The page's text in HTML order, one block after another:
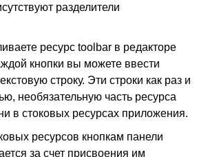
разделители
ресурс toolbar в редакторе
кнопки вы можете ввести
строку. Эти строки как раз и
необязательную часть ресурса
в стоковых ресурсах приложения.
ресурсов кнопкам панели
за счет присвоения им